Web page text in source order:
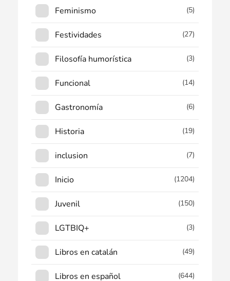
Feminismo (5)
Festividades (27)
Filosofía humorística (3)
Funcional (14)
Gastronomía (6)
Historia (19)
inclusion (7)
Inicio (1204)
Juvenil (150)
LGTBIQ+ (3)
Libros en catalán (49)
Libros en español (644)